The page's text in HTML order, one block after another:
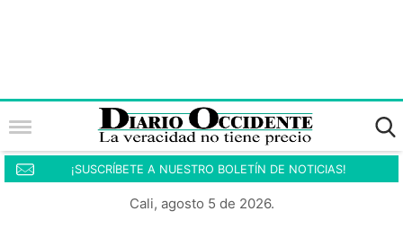
¡SUSCRÍBETE A NUESTRO BOLETÍN DE NOTICIAS!
Cali, agosto 5 de 2026.